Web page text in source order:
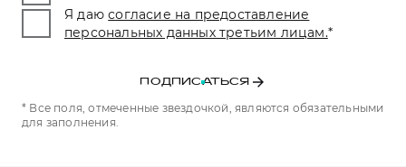
Я даю согласие на предоставление
персональных данных третьим лицам.*
ПОДПИСАТЬСЯ
* Все поля, отмеченные звездочкой, являются обязательными
для заполнения.